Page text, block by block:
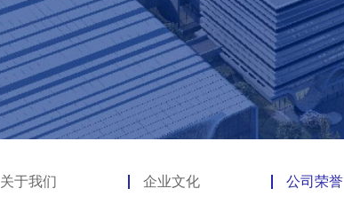
关于我们 企业文化 公司荣誉